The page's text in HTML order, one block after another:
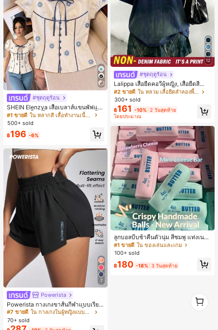
#ชุดฤดูร้อน
SHEIN Elenzya เสื้อเบลาส์แขนพัฟแต่
งระบายสีพื้นสีน้ำเงินสำหรับผู้หญิง, เสื้อ
ครอปเข้ารูปผูกโบว์คอวีตัดกันสำหรับฤ
#1 ขายดี
ใน หลากสี เสื้อทำงานเนื้อผ้านุ่ม
500+ sold
฿196 -6%
7
Powerista
Powerista กางเกงขาสั้นกีฬาแบบเรียบ
ง่าย สไตล์วันทุกวัน กางเกงขาสั้นสบาย
พร้อมเสวตเตอร์
#7 ขายดี
ใน กางเกงในผู้หญิงแบบแอคทีฟ
70+ sold
12
#ชุดฤดูร้อน
Lalippa เสื้อยืดคอวีผู้หญิง, เสื้อยืดสีน้ำเ
งินสไตล์มินิมอลเรโทร, เสื้อยืดผู้หญิงทร
งหลวมสบาย, พิมพ์ตัวอักษรและตัวเลข
ภาษาอังกฤษ, เสื้อสำหรับออกไปเที่ยวฤ
ดูร้อน, ลวดลายดีไซน์, ความรู้สึกพรีเมีย
ม, ลำลองอเนกประสงค์, สวมใส่ประจำวั
น, กลางแจ้ง, ช้อปปิ้ง, การเดินทาง, เสื้อ
ผ้ากลางแจ้ง
#2 ขายดี
ใน หลวม เสื้อยืดลำลองพื้นฐาน
300+ sold
฿161 -10% 2 วันสุดท้าย
โดยประมาณ
ลูกบอลบีบช้าคืนตัวนุ่ม สีชมพู แท่งเนย
บีบคลายเครียด นุ่มยืดหยุ่น ของเล่นบีบ
4 ออนซ์ ของเล่นเกลือ เหมาะสำหรับขอ
ของขวัญวันเกิด ของขวัญอีสเตอร์ ของ
สกวิชชี่เนยกรอบ บีบ ลูกบอลสลัชชี่
#1 ขายดี ใน ของเล่นและเกม
100+ sold
฿180 -18% 3 วันสุดท้าย